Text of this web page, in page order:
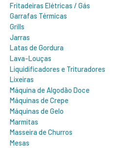
Fritadeiras Elétricas / Gás
Garrafas Térmicas
Grills
Jarras
Latas de Gordura
Lava-Louças
Liquidificadores e Trituradores
Lixeiras
Máquina de Algodão Doce
Máquinas de Crepe
Máquinas de Gelo
Marmitas
Masseira de Churros
Mesas